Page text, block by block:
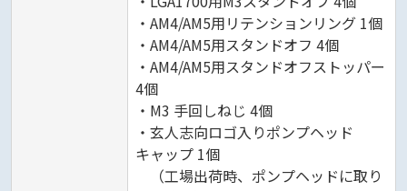
・AM4/AM5用リテンションリング 1個
・AM4/AM5用スタンドオフ 4個
・AM4/AM5用スタンドオフストッパー
4個
・M3 手回しねじ 4個
・玄人志向ロゴ入りポンプヘッド
キャップ 1個
（工場出荷時、ポンプヘッドに取り